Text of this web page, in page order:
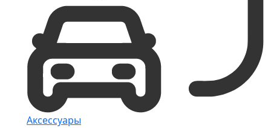
Аксессуары